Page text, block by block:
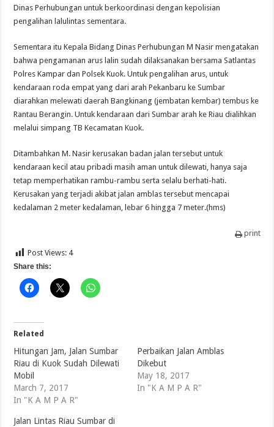
Dinas Perhubungan untuk berkoordinasi dengan kepolisian
pengalihan lalulintas sementara.
Sementara itu Kepala Bidang Dinas Perhubungan M Nasir mengatakan
bahwa pengamanan arus lalin sudah dilaksanakan bersama Satlantas
Polres Kampar dan Polsek Kuok. Untuk pengalihan arus, untuk
kendaraan roda empat yang dari arah Pekanbaru ke Sumbar
diarahkan melewati daerah Bangkinang (jembatan kembar) tembus ke
Rantau Berangin. Untuk kendaraan dari Sumbar arah ke Riau dialihkan
melalui simpang TB Kecamatan Kuok.
Ditambahkan M. Nasir kerusakan badan jalan tersebut untuk
kendaraan kecil atau pribadi masih aman untuk dilewati, hanya saja
tetap memperhatikan rambu-rambu serta selalu berhati-hati.
Kerusakan yang terjadi akibat jalan amblas tersebut mencapai
kedalaman 2 meter kedalaman, lebar 6 hingga 7 meter.(hms)
print
Post Views: 4
Share this:
Related
Hitungan Jam, Jalan Sumbar
Riau di Kuok Sudah Dilewati
Mobil
March 7, 2017
In "K A M P A R"
Perbaikan Jalan Amblas
Dikebut
May 18, 2017
In "K A M P A R"
Jalan Lintas Riau Sumbar di